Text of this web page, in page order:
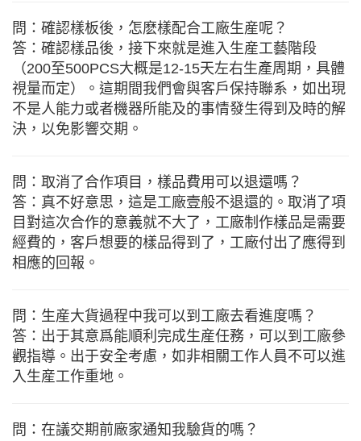
問：確認樣板後，怎麽樣配合工廠生産呢？
答：確認樣品後，接下來就是進入生産工藝階段
（200至500PCS大概是12-15天左右生產周期，具體
視量而定）。這期間我們會與客戶保持聯系，如出現
不是人能力或者機器所能及的事情發生得到及時的解
決，以免影響交期。
問：取消了合作項目，樣品費用可以退還嗎？
答：真不好意思，這是工廠壹般不退還的。取消了項
目對這次合作的意義就不大了，工廠制作樣品是需要
經費的，客戶想要的樣品得到了，工廠付出了應得到
相應的回報。
問：生産大貨過程中我可以到工廠去看進度嗎？
答：出于其意爲能順利完成生産任務，可以到工廠參
觀指導。出于安全考慮，如非相關工作人員不可以進
入生産工作重地。
問：在議交期前廠家通知我驗貨的嗎？